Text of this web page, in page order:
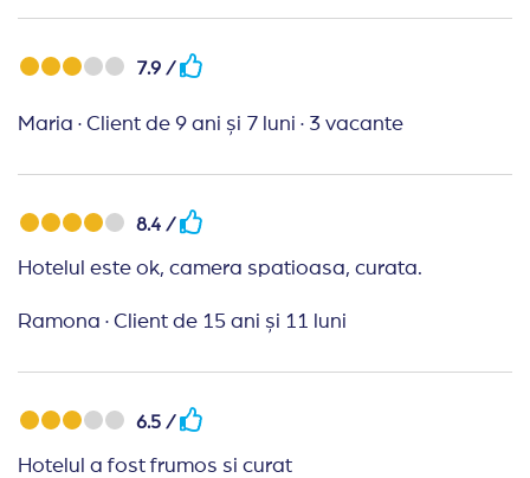
sezlonguri si umbrele pentru acest hotel, numai
bun calitate-pret. Un loc destul de frumos dar unde
nu cred ca m-as mai intoarce.
Recomand Travelplanner:
7.9 /
Maria · Client de 9 ani și 7 luni · 3 vacante
8.4 /
Hotelul este ok, camera spatioasa, curata.
Ramona · Client de 15 ani și 11 luni
6.5 /
Hotelul a fost frumos si curat